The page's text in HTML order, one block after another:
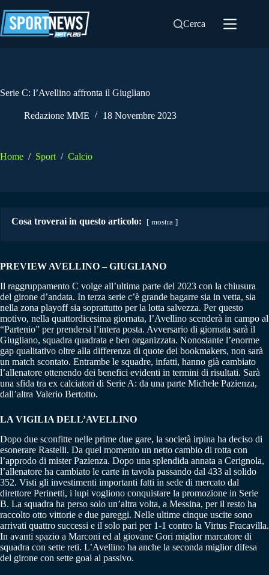
al
contenuto
Cerca
Serie C: l’Avellino affronta il Giugliano
Redazione MME 18 Novembre 2023
Home / Sport / Calcio
Cosa troverai in questo articolo: mostra
PREVIEW AVELLINO – GIUGLIANO
Il raggruppamento C volge all’ultima parte del 2023 con la chiusura
del girone d’andata. In terza serie c’è grande bagarre sia in vetta, sia
nella zona playoff sia soprattutto per la lotta salvezza. Per questo
motivo, nella quattordicesima giornata, l’Avellino scenderà in campo al
“Partenio” per prendersi l’intera posta. Avversario di giornata sarà il
Giugliano, squadra quadrata e ben organizzata. Nonostante l’enorme
gap qualitativo oltre alla differenza di quote dei bookmakers, non sarà
un match scontato. Entrambe le squadre, infatti, hanno già cambiato
l’allenatore ottenendo dei benefici evidenti in termini di risultati. Sarà
una sfida tra ex calciatori di Serie A: da una parte Michele Pazienza,
dall’altra Valerio Bertotto.
LA VIGILIA DELL’AVELLINO
Dopo due sconfitte nelle prime due gare, la società irpina ha deciso di
esonerare Rastelli. Da quel momento un netto cambio di rotta con
l’approdo di mister Pazienza. Dopo una splendida annata a Cerignola,
l’allenatore ha cambiato le carte in tavola passando dal 433 al solido
352. Visti gli investimenti importanti fatti in sede di mercato dal
direttore Perinetti, i lupi vogliono conquistare la promozione in Serie
B. La squadra ha perso solo un’altra volta, a Messina, per il resto ha
raccolto otto vittorie e due pareggi. Nelle ultime cinque uscite sono
arrivati quattro successi e il solo pari per 1-1 contro la Virtus Fracavilla.
In avanti spazio a Marconi ed al giovane Gori miglior marcatore di
squadra con sette reti. L’Avellino ha anche la seconda miglior difesa
del girone con sette goal al passivo.